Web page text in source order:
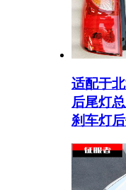
适配于
后尾灯
刹车灯